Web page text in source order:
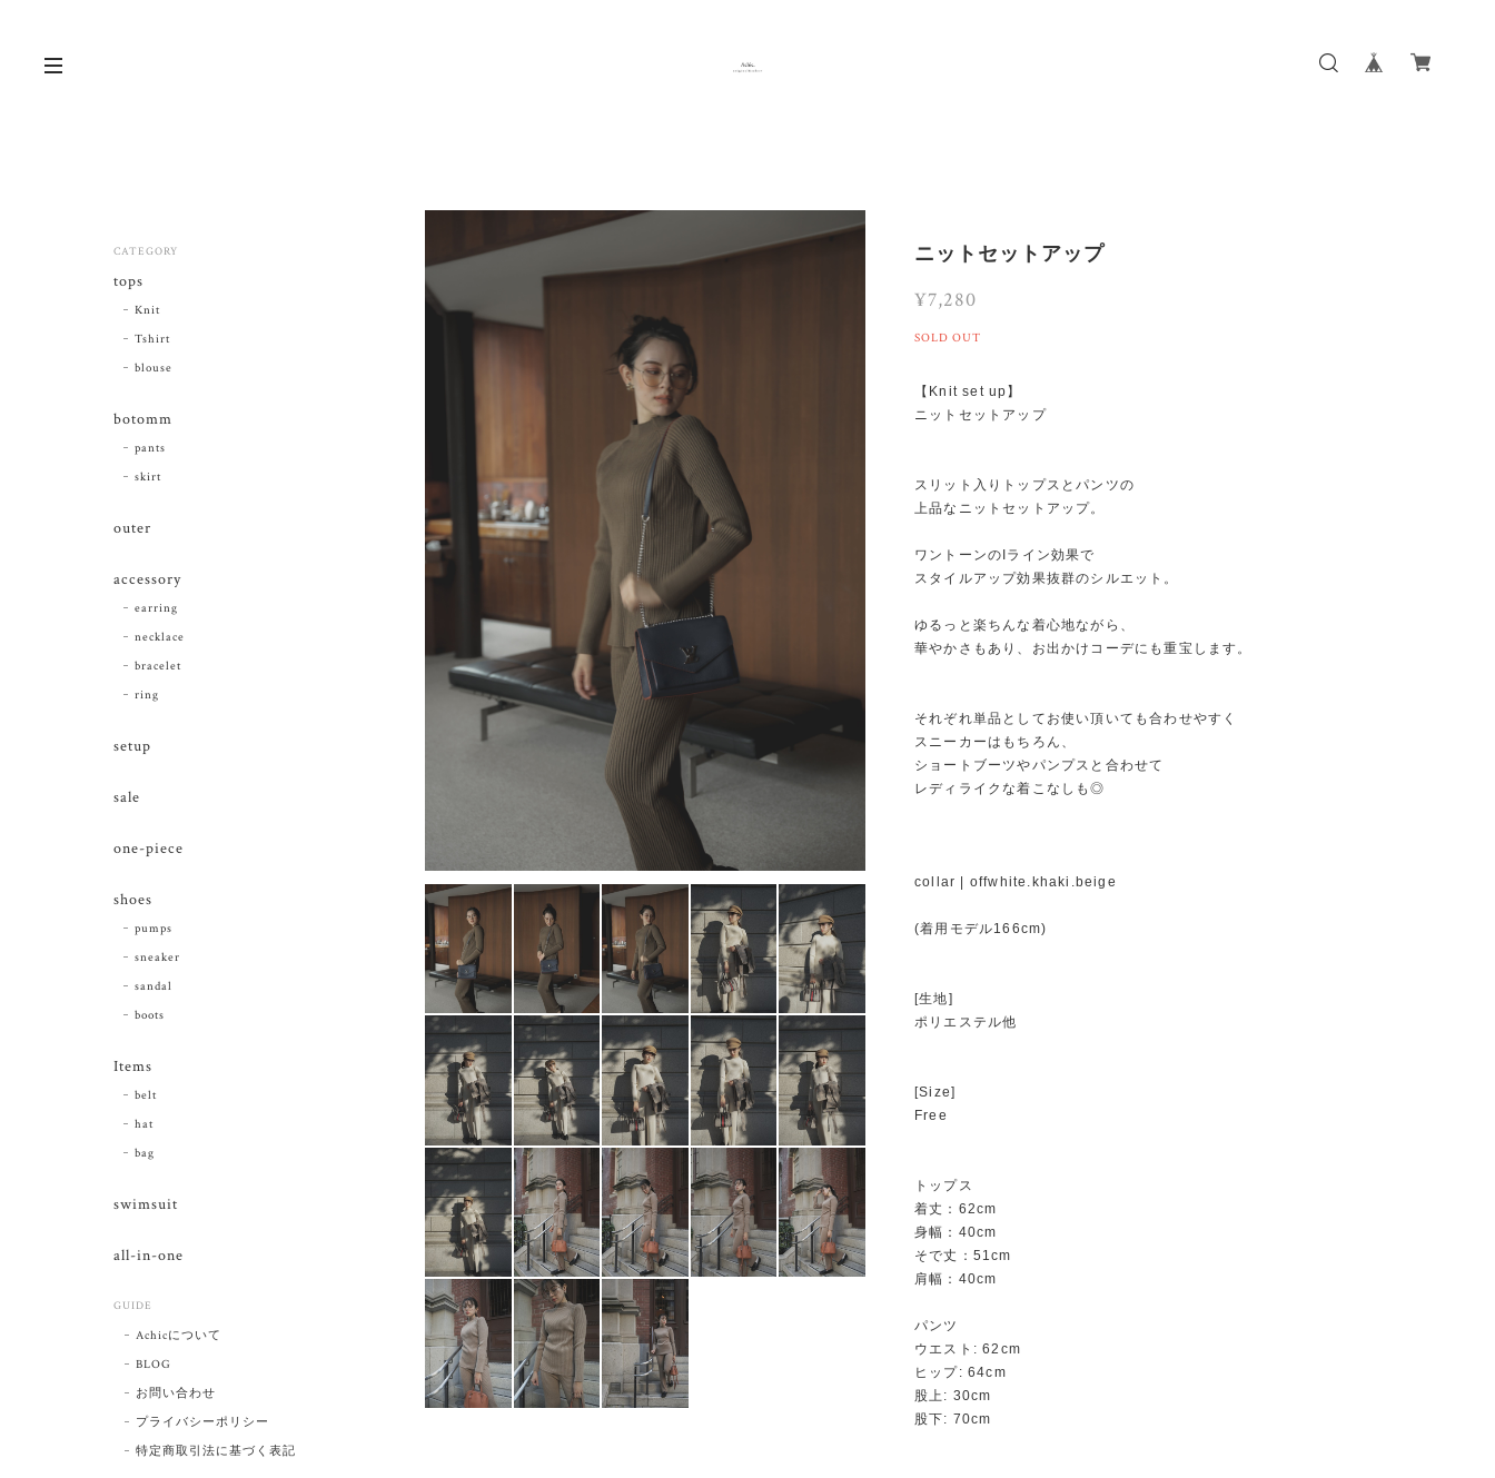
ニットセットアップ
¥7,280
SOLD OUT
【Knit set up】
ニットセットアップ
スリット入りトップスとパンツの
上品なニットセットアップ。
ワントーンのIライン効果で
スタイルアップ効果抜群のシルエット。
ゆるっと楽ちんな着心地ながら、
華やかさもあり、お出かけコーデにも重宝します。
それぞれ単品としてお使い頂いても合わせやすく
スニーカーはもちろん、
ショートブーツやパンプスと合わせて
レディライクな着こなしも◎
collar | offwhite.khaki.beige
(着用モデル166cm)
[生地]
ポリエステル他
[Size]
Free
トップス
着丈：62cm
身幅：40cm
そで丈：51cm
肩幅：40cm
パンツ
ウエスト: 62cm
ヒップ: 64cm
股上: 30cm
股下: 70cm
CATEGORY
tops
Knit
Tshirt
blouse
botomm
pants
skirt
outer
accessory
earring
necklace
bracelet
ring
setup
sale
one-piece
shoes
pumps
sneaker
sandal
boots
Items
belt
hat
bag
swimsuit
all-in-one
GUIDE
Achicについて
BLOG
お問い合わせ
プライバシーポリシー
特定商取引法に基づく表記